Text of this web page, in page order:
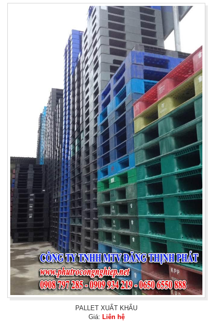
Kích thước đa dạng, giá rẽ, chất lượng đảm bảo tải
trọng an toàn.
Có thể tái xử dụng lại nhiều lần trong việc lưu thông và
vận chuyển hàng đi và đến trong và ngoài nước,...
PALLET XUẤT KHẨU
Giá: Liên hệ